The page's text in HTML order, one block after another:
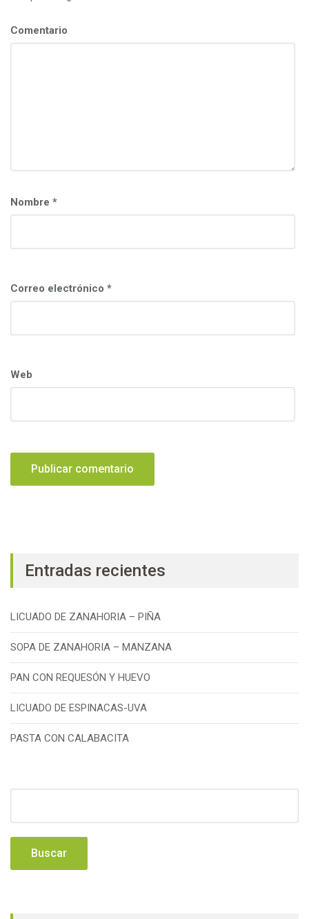
Comentario
Nombre *
Correo electrónico *
Web
Entradas recientes
LICUADO DE ZANAHORIA – PIÑA
SOPA DE ZANAHORIA – MANZANA
PAN CON REQUESÓN Y HUEVO
LICUADO DE ESPINACAS-UVA
PASTA CON CALABACITA